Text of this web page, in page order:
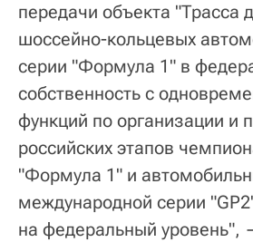
передачи объекта "Трасса
шоссейно-кольцевых
серии "Формула 1" в
собственность с
функций по организации и
российских этапов
"Формула 1" и
международной серии
на федеральный уровень",